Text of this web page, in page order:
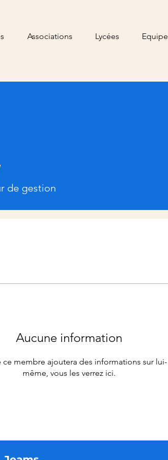
Associations Lycées Equipe
de gestion
Aucune information
ce membre ajoutera des informations sur lui-
même, vous les verrez ici.